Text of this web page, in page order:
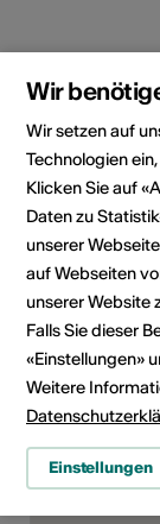
Rubrik
Wir
Wir setzen auf
Technologien
Klicken Sie auf
Daten zu
unserer
auf Webseiten
unserer Website
Falls Sie dieser
«Einstellungen»
Weitere
Einstellungen